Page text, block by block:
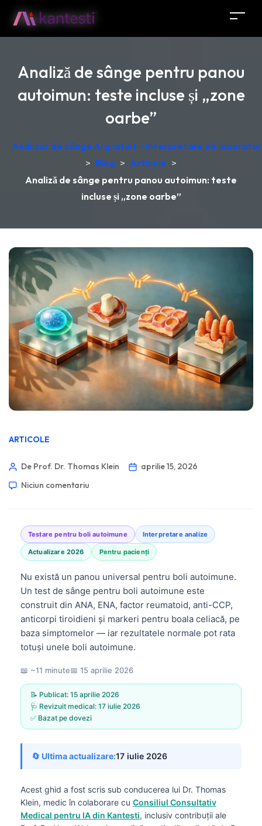
Analiză de sânge pentru panou
autoimun: teste incluse și „zone
oarbe”
Analizor de sânge AI gratuit – Interpretare de
> Blog > Articole >
Analiză de sânge pentru panou autoimun: teste
incluse și „zone oarbe”
ARTICOLE
De Prof. Dr. Thomas Klein
aprilie 15, 2026
Niciun comentariu
Testare pentru boli autoimune Interpretare analize
Actualizare 2026 Pentru pacienți
Nu există un panou universal pentru boli autoimune.
Un test de sânge pentru boli autoimune este
construit din ANA, ENA, factor reumatoid, anti-CCP,
anticorpi tiroidieni și markeri pentru boala celiacă, pe
baza simptomelor — iar rezultatele normale pot rata
totuși unele boli autoimune.
📖 ~11 minute📅 15 aprilie 2026
📝 Publicat: 15 aprilie 2026
🩺 Revizuit medical: 17 iulie 2026
✅ Bazat pe dovezi
🔄 Ultima actualizare:17 iulie 2026
Acest ghid a fost scris sub conducerea lui Dr. Thomas
Klein, medic în colaborare cu Consiliul Consultativ
Medical pentru IA din Kantesti, inclusiv contribuții ale